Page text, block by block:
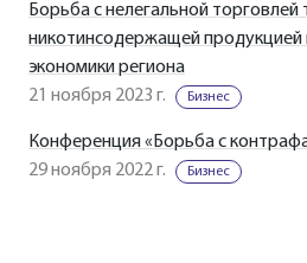
Борьба с нелегальной торговлей
никотинсодержащей продукцией
экономики региона
21 ноября 2023 г.
Бизнес
Конференция «Борьба с
29 ноября 2022 г.
Бизнес